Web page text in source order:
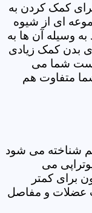
کمک کردن به
ای از شیوه
وسیله آن ها به
بدن کمک زیادی
شما می
متفاوت هم
شناخته می شود
می
برای کمتر
عضلات و مفاصل